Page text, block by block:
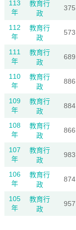
113
年
教育行
政
375
112
年
教育行
政
573
111
年
教育行
政
689
110
年
教育行
政
886
109
年
教育行
政
884
108
年
教育行
政
866
107
年
教育行
政
983
106
年
教育行
政
874
105
年
教育行
政
957